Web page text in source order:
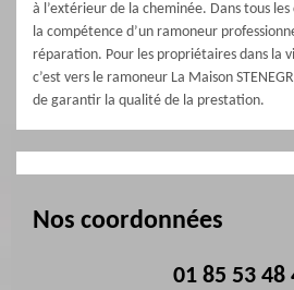
à l’extérieur de la cheminée. Dans tous les
la compétence d’un ramoneur
réparation. Pour les propriétaires dans la
c’est vers le ramoneur La Maison
de garantir la qualité de la prestation.
Nos coordonnées
01 85 53 48